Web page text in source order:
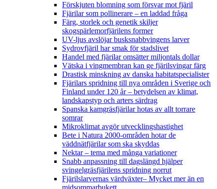
Förskjuten blomning som försvar mot fjäril
Fjärilar som pollinerare – en laddad fråga
Färg, storlek och genetik skiljer
skogspärlemorfjärilens former
UV-ljus avslöjar busksnabbvingens larver
Sydrovfjäril har smak för stadslivet
Handel med fjärilar omsätter miljontals dollar
Vätska i vingmembran kan ge fjärilsvingar färg
Drastisk minskning av danska habitatspecialister
Fjärilars spridning till nya områden i Sverige och
Finland under 120 år– betydelsen av klimat,
landskapstyp och arters särdrag
Spanska kamgräsfjärilar hotas av allt torrare
somrar
Mikroklimat avgör utvecklingshastighet
Bete i Natura 2000-områden hotar de
väddnätfjärilar som ska skyddas
Nektar – tema med många variationer
Snabb anpassning till dagslängd hjälper
svingelgräsfjärilens spridning norrut
Fjärilslarvernas värdväxter– Mycket mer än en
midsommarbukett